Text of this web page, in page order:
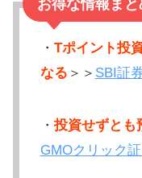
お得な情報まと
・ Tポイント投
なる ＞＞ SBI証
・ 投資せずとも
GMOクリック